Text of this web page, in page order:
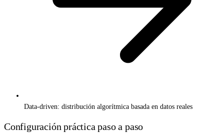
Data-driven: distribución algorítmica basada en datos reales
Configuración práctica paso a paso